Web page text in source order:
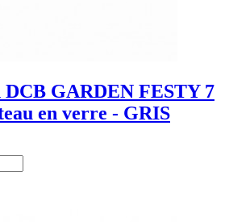
GARDEN FESTY 7
en verre - GRIS